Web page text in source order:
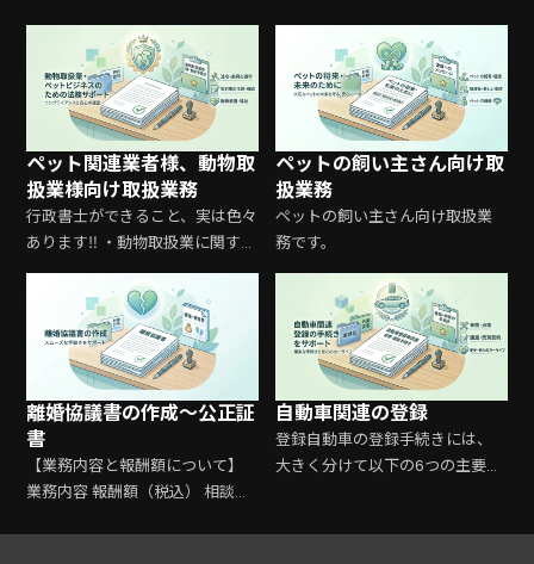
ペット関連業者様、動物取
扱業様向け取扱業務
行政書士ができること、実は色々
あります‼ ・動物取扱業に関する
登録申請の代行 ・・・動物を
扱う業種を営む場合の都道府県
知事への登録申請 ・特定動物
（危険な動物）(注)の飼養又は保
管の許
ペットの飼い主さん向け取
扱業務
ペットの飼い主さん向け取扱業
務です。
離婚協議書の作成～公正証
書
【業務内容と報酬額について】
業務内容 報酬額（税込） 相談・
自動車関連の登録
登録自動車の登録手続きには、
大きく分けて以下の6つの主要な